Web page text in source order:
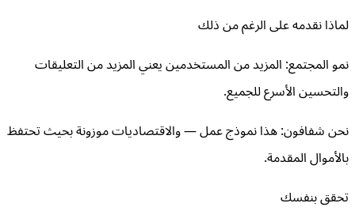
لماذا نقدمه على الرغم من ذلك
نمو المجتمع: المزيد من المستخدمين يعني المزيد من التعليقات
والتحسين الأسرع للجميع.
نحن شفافون: هذا نموذج عمل — والاقتصاديات موزونة بحيث تحتفظ
بالأموال المقدمة.
تحقق بنفسك